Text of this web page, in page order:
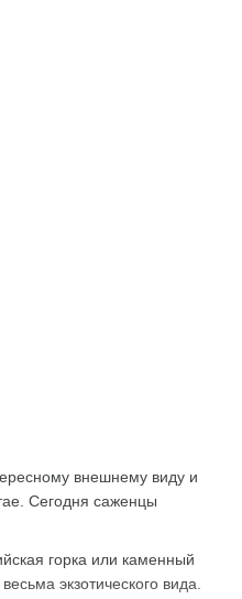
внешнему виду и
Сегодня саженцы
горка или каменный
экзотического вида.